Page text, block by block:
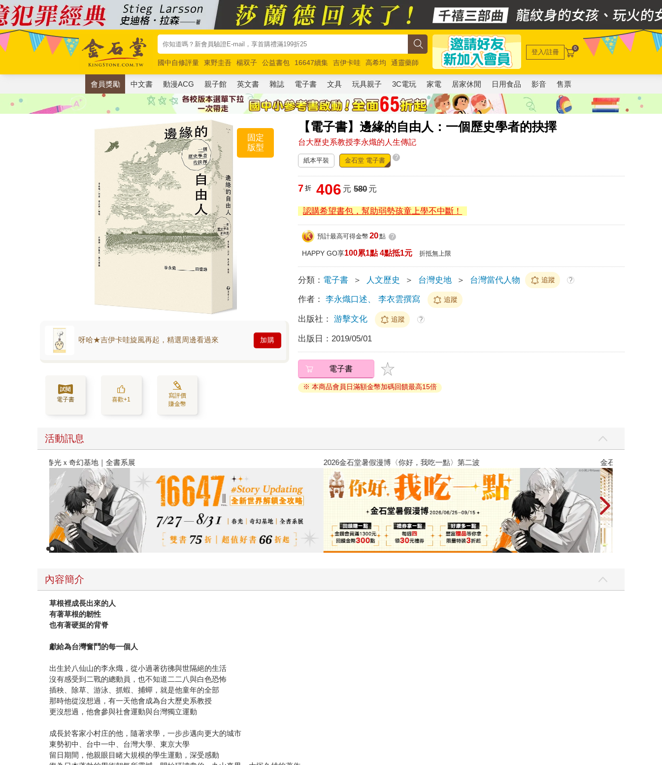
國中自修評量 東野圭吾 楊双子 公益書包 16647續集 吉伊卡哇 高希均
通靈藥師
唯紅花綻放
奧德賽 路邊攤新作 馬斯克 玩具總動員5 超慢跑
登入/註冊 0
會員獎勵 中文書 動漫ACG 親子館 英文書 雜誌 電子書 文具 玩具親子 3C電玩 家電 居家休閒 日用食品 影音 售票
【電子書】邊緣的自由人：一個歷史學者的抉擇
台大歷史系教授李永熾的人生傳記
固定
版型
呀哈★吉伊卡哇旋風再起，精選周邊看過來 加購
電子書 喜歡+1
寫評價
賺金幣
紙本平裝 金石堂 電子書 ?
7 折 406 元 580元
認購希望書包，幫助弱勢孩童上學不中斷！
預計最高可得金幣 20點 ?
HAPPY GO享100累1點 4點抵1元 折抵無上限
分類： 電子書 ＞ 人文歷史 ＞ 台灣史地 ＞ 台灣當代人物 追蹤 ?
作者： 李永熾口述、 李衣雲撰寫 追蹤
出版社： 游擊文化 追蹤 ?
出版日： 2019/05/01
電子書
※ 本商品會員日滿額金幣加碼回饋最高15倍
活動訊息
春光ｘ奇幻基地｜全書系展 2026金石堂暑假漫博〈你好，我吃一點〉第二波 金石堂2026海
內容簡介
草根裡成長出來的人
有著草根的韌性
也有著硬挺的背脊
獻給為台灣奮鬥的每一個人
出生於八仙山的李永熾，從小過著彷彿與世隔絕的生活
沒有感受到二戰的總動員，也不知道二二八與白色恐怖
插秧、除草、游泳、抓蝦、捕蟬，就是他童年的全部
那時他從沒想過，有一天他會成為台大歷史系教授
更沒想過，他會參與社會運動與台灣獨立運動
成長於客家小村庄的他，隨著求學，一步步邁向更大的城市
東勢初中、台中一中、台灣大學、東京大學
留日期間，他親眼目睹大規模的學生運動，深受感動